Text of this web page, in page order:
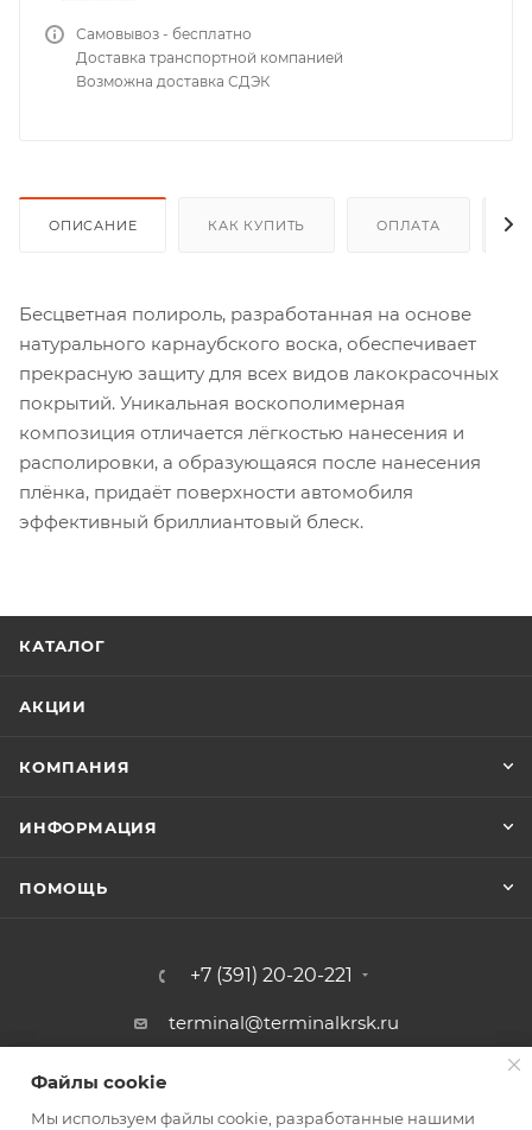
Самовывоз - бесплатно
Доставка транспортной компанией
Возможна доставка СДЭК
ОПИСАНИЕ КАК КУПИТЬ ОПЛАТА
Бесцветная полироль, разработанная на основе
натурального карнаубского воска, обеспечивает
прекрасную защиту для всех видов лакокрасочных
покрытий. Уникальная воскополимерная
композиция отличается лёгкостью нанесения и
располировки, а образующаяся после нанесения
плёнка, придаёт поверхности автомобиля
эффективный бриллиантовый блеск.
КАТАЛОГ
АКЦИИ
КОМПАНИЯ
ИНФОРМАЦИЯ
ПОМОЩЬ
+7 (391) 20-20-221
terminal@terminalkrsk.ru
г. Красноярск, ул. Белинского, 3,
магазин Автомаркет Навигатор
Файлы cookie
Мы используем файлы cookie, разработанные нашими
Файлы cookie
Мы используем файлы cookie, разработанные нашими